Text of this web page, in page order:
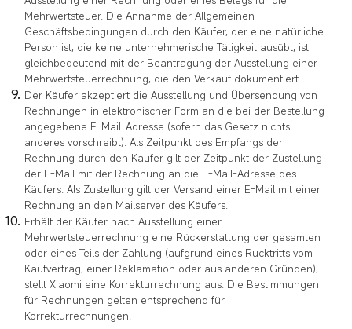
Mehrwertsteuer. Die Annahme der Allgemeinen
Geschäftsbedingungen durch den Käufer, der eine natürliche
Person ist, die keine unternehmerische Tätigkeit ausübt, ist
gleichbedeutend mit der Beantragung der Ausstellung einer
Mehrwertsteuerrechnung, die den Verkauf dokumentiert.
Der Käufer akzeptiert die Ausstellung und Übersendung von
Rechnungen in elektronischer Form an die bei der Bestellung
angegebene E-Mail-Adresse (sofern das Gesetz nichts
anderes vorschreibt). Als Zeitpunkt des Empfangs der
Rechnung durch den Käufer gilt der Zeitpunkt der Zustellung
der E-Mail mit der Rechnung an die E-Mail-Adresse des
Käufers. Als Zustellung gilt der Versand einer E-Mail mit einer
Rechnung an den Mailserver des Käufers.
Erhält der Käufer nach Ausstellung einer
Mehrwertsteuerrechnung eine Rückerstattung der gesamten
oder eines Teils der Zahlung (aufgrund eines Rücktritts vom
Kaufvertrag, einer Reklamation oder aus anderen Gründen),
stellt Xiaomi eine Korrekturrechnung aus. Die Bestimmungen
für Rechnungen gelten entsprechend für
Korrekturrechnungen.